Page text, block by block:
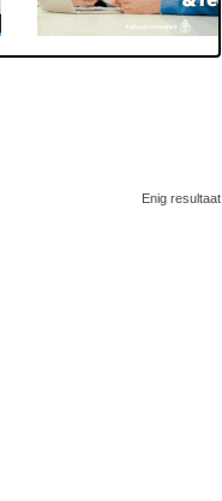
Enig resultaat